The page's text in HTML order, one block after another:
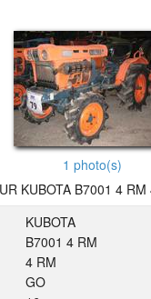
1 photo(s)
KUBOTA B7001 4 RM
KUBOTA
B7001 4 RM
4 RM
GO